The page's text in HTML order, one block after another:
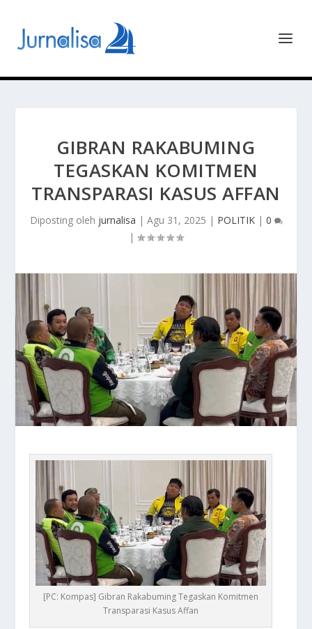
GIBRAN RAKABUMING
TEGASKAN KOMITMEN
TRANSPARASI KASUS AFFAN
Diposting oleh jurnalisa | Agu 31, 2025 | POLITIK| 0
|
[PC: Kompas] Gibran Rakabuming Tegaskan Komitmen
Transparasi Kasus Affan